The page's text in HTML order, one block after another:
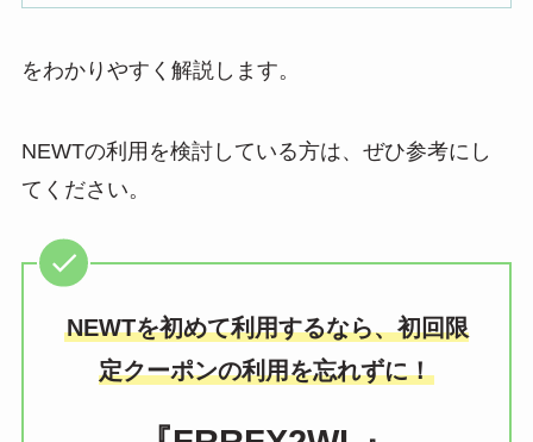
をわかりやすく解説します。
NEWTの利用を検討している方は、ぜひ参考にし
てください。
NEWTを初めて利用するなら、初回限
定クーポンの利用を忘れずに！